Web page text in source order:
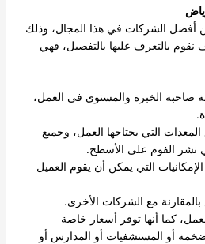
أفضل الشركات في هذا المجال، وذلك
بالتعرف عليها بالتفصيل، فهي
صاحبة الخبرة والمستوى في العمل،
المعدات التي يحتاجها العمل، وجميع
نشر الفوم على الأسطح.
التي يمكن أن يقوم العميل
مع الشركات الأخرى.
كما أنها توفر أسعار خاصة
أو المستشفيات أو المدارس أو